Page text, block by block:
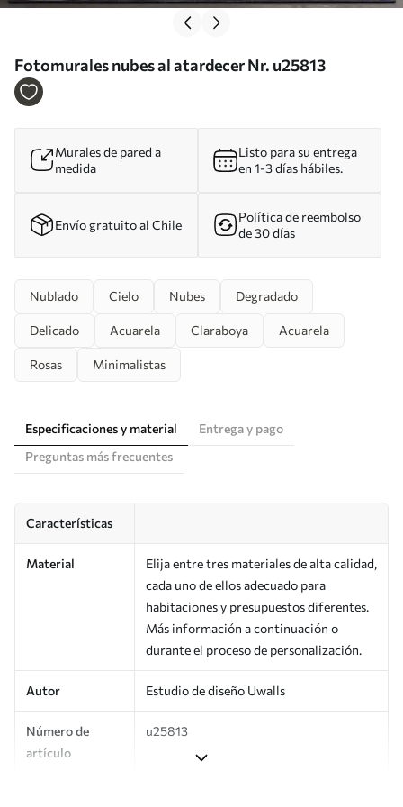
Fotomurales nubes al atardecer Nr. u25813
Murales de pared a
medida
Listo para su entrega
en 1-3 días hábiles.
Envío gratuito al Chile
Política de reembolso
de 30 días
Nublado Cielo Nubes Degradado
Delicado Acuarela Claraboya Acuarela
Rosas Minimalistas
Especificaciones y material
Entrega y pago
Preguntas más frecuentes
Características
Material
Elija entre tres materiales de alta calidad,
cada uno de ellos adecuado para
habitaciones y presupuestos diferentes.
Más información a continuación o
durante el proceso de personalización.
Autor Estudio de diseño Uwalls
Número de
artículo
u25813